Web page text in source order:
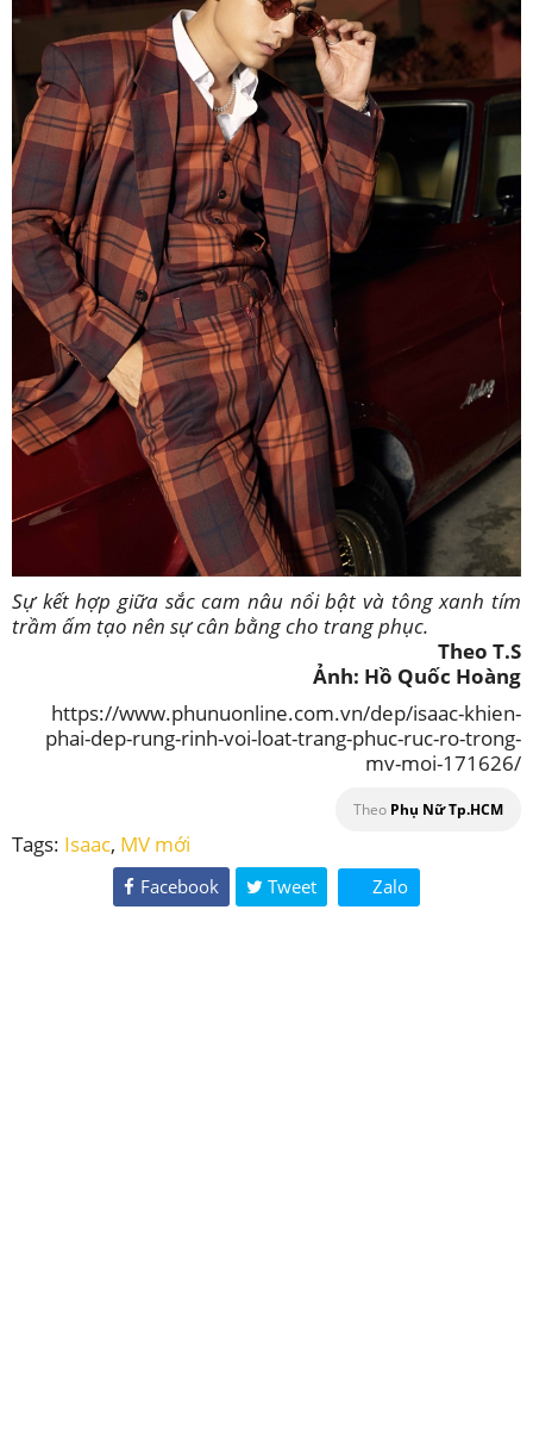
Sự kết hợp giữa sắc cam nâu nổi bật và tông xanh tím
trầm ấm tạo nên sự cân bằng cho trang phục.
Theo T.S
Ảnh: Hồ Quốc Hoàng
https://www.phunuonline.com.vn/dep/isaac-khien-
phai-dep-rung-rinh-voi-loat-trang-phuc-ruc-ro-trong-
mv-moi-171626/
Theo Phụ Nữ Tp.HCM
Tags: Isaac, MV mới
Facebook Tweet Zalo